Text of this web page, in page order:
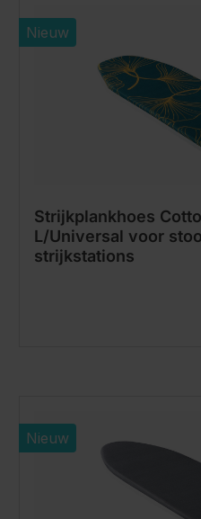
Nieuw
Strijkplankhoes
L/Universal voor
strijkstations
Nieuw